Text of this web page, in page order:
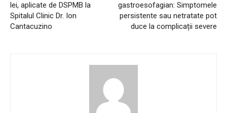
lei, aplicate de DSPMB la
Spitalul Clinic Dr. Ion
Cantacuzino
gastroesofagian: Simptomele
persistente sau netratate pot
duce la complicații severe